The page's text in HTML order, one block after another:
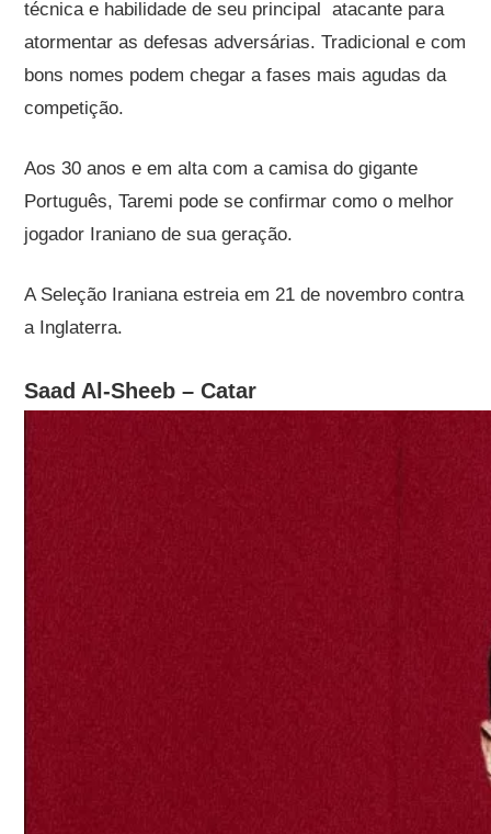
técnica e habilidade de seu principal atacante para
atormentar as defesas adversárias. Tradicional e com
bons nomes podem chegar a fases mais agudas da
competição.
Aos 30 anos e em alta com a camisa do gigante
Português, Taremi pode se confirmar como o melhor
jogador Iraniano de sua geração.
A Seleção Iraniana estreia em 21 de novembro contra
a Inglaterra.
Saad Al-Sheeb – Catar